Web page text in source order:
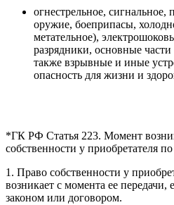
огнестрельное, сигнальное,
оружие, боеприпасы,
метательное),
разрядники, основные
также взрывные и иные
опасность для жизни и
*ГК РФ Статья 223. Момент
собственности у приобретателя
1. Право собственности у
возникает с момента ее
законом или договором.